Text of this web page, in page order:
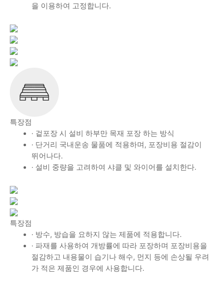
을 이용하여 고정합니다.
특장점
· 겉포장 시 설비 하부만 목재 포장 하는 방식
· 단거리 국내운송 물품에 적용하며, 포장비용 절감이
뛰어나다.
· 설비 중량을 고려하여 샤클 및 와이어를 설치한다.
특장점
· 방수, 방습을 요하지 않는 제품에 적용합니다.
· 파재를 사용하여 개방률에 따라 포장하며 포장비용을
절감하고 내용물이 습기나 해수, 먼지 등에 손상될 우려
가 적은 제품인 경우에 사용합니다.